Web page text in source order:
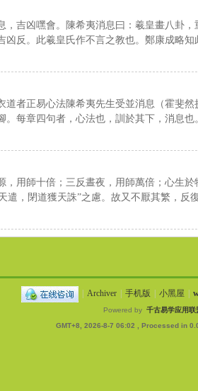
，吉凶嘿會。陳希夷消息曰：羲皇畫八卦
凶反。此羲皇氏作不言之教也。鄭康成略
道者正易心法陳希夷先生受並消息（霍斐然
。每章四句者，心法也，訓於其下，消息
，用師十倍；三反晝夜，用師萬倍；心生
遣，閉道獲天誅”之慮。故又不厭其繁，反
Archiver 手机版 小黑屋
Powered by 千古易学应用联
GMT+8, 2026-8-7 06:02 , Processed in